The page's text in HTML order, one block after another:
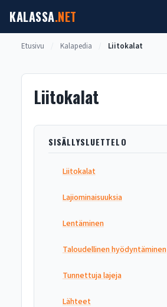
sisältöön
KALASSA.NET
Etusivu Kalapedia Liitokalat
Liitokalat
SISÄLLYSLUETTELO
Liitokalat
Lajiominaisuuksia
Lentäminen
Taloudellinen hyödyntäminen
Tunnettuja lajeja
Lähteet